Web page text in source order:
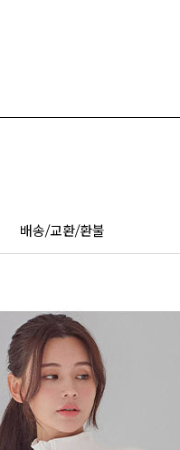
배송/교환/환불